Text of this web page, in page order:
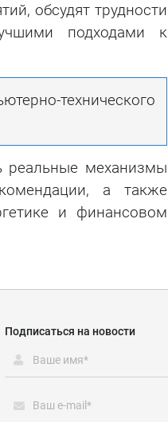
обсудят трудности
подходами к
технического
реальные механизмы
а также
и финансовом
Подписаться на новости